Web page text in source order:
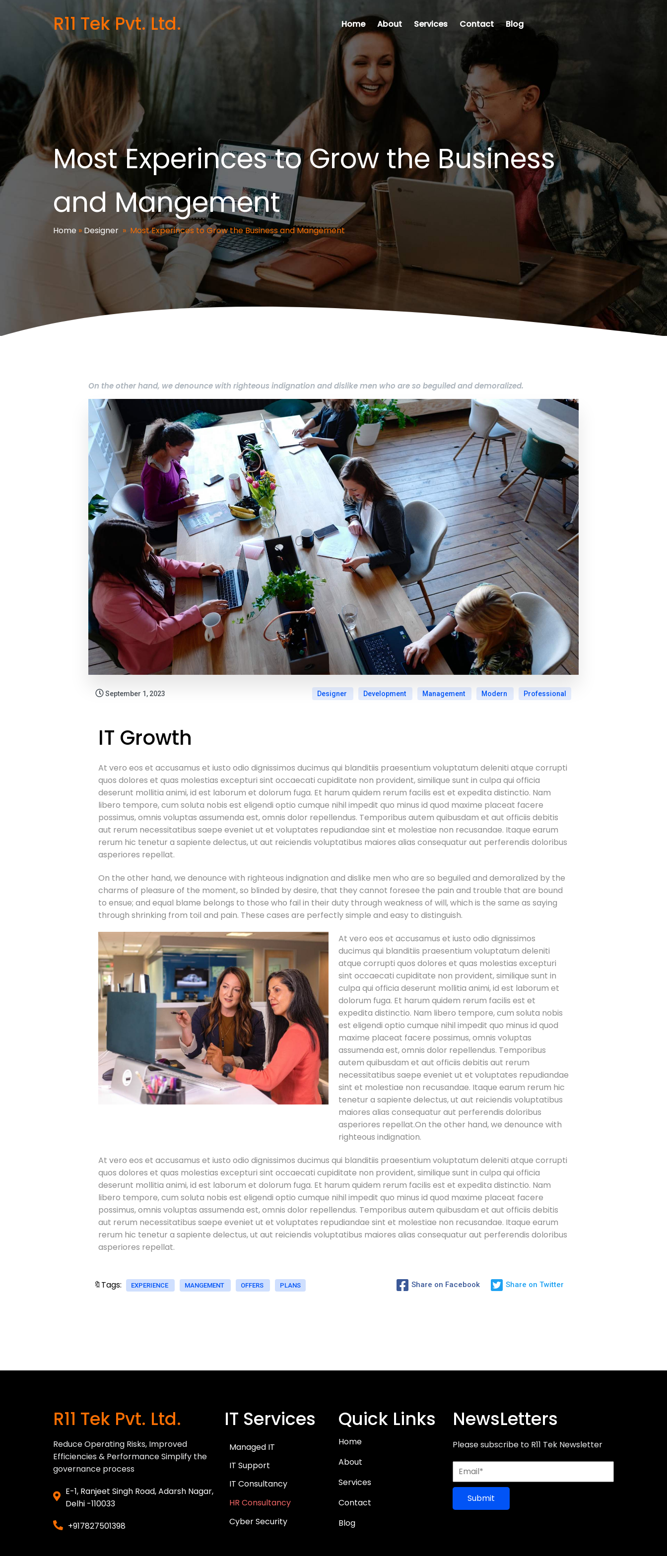
R11 Tek Pvt. Ltd. Home About Services Contact Blog
Most Experinces to Grow the Business
and Mangement
Home » Designer » Most Experinces to Grow the Business and Mangement
On the other hand, we denounce with righteous indignation and dislike men who are so beguiled and demoralized.
September 1, 2023 Designer Development Management Modern Professional
IT Growth
At vero eos et accusamus et iusto odio dignissimos ducimus qui blanditiis praesentium voluptatum deleniti atque corrupti
quos dolores et quas molestias excepturi sint occaecati cupiditate non provident, similique sunt in culpa qui officia
deserunt mollitia animi, id est laborum et dolorum fuga. Et harum quidem rerum facilis est et expedita distinctio. Nam
libero tempore, cum soluta nobis est eligendi optio cumque nihil impedit quo minus id quod maxime placeat facere
possimus, omnis voluptas assumenda est, omnis dolor repellendus. Temporibus autem quibusdam et aut officiis debitis
aut rerum necessitatibus saepe eveniet ut et voluptates repudiandae sint et molestiae non recusandae. Itaque earum
rerum hic tenetur a sapiente delectus, ut aut reiciendis voluptatibus maiores alias consequatur aut perferendis doloribus
asperiores repellat.
On the other hand, we denounce with righteous indignation and dislike men who are so beguiled and demoralized by the
charms of pleasure of the moment, so blinded by desire, that they cannot foresee the pain and trouble that are bound
to ensue; and equal blame belongs to those who fail in their duty through weakness of will, which is the same as saying
through shrinking from toil and pain. These cases are perfectly simple and easy to distinguish.
At vero eos et accusamus et iusto odio dignissimos
ducimus qui blanditiis praesentium voluptatum deleniti
atque corrupti quos dolores et quas molestias excepturi
sint occaecati cupiditate non provident, similique sunt in
culpa qui officia deserunt mollitia animi, id est laborum et
dolorum fuga. Et harum quidem rerum facilis est et
expedita distinctio. Nam libero tempore, cum soluta nobis
est eligendi optio cumque nihil impedit quo minus id quod
maxime placeat facere possimus, omnis voluptas
assumenda est, omnis dolor repellendus. Temporibus
autem quibusdam et aut officiis debitis aut rerum
necessitatibus saepe eveniet ut et voluptates repudiandae
sint et molestiae non recusandae. Itaque earum rerum hic
tenetur a sapiente delectus, ut aut reiciendis voluptatibus
maiores alias consequatur aut perferendis doloribus
asperiores repellat.On the other hand, we denounce with
righteous indignation.
At vero eos et accusamus et iusto odio dignissimos ducimus qui blanditiis praesentium voluptatum deleniti atque corrupti
quos dolores et quas molestias excepturi sint occaecati cupiditate non provident, similique sunt in culpa qui officia
deserunt mollitia animi, id est laborum et dolorum fuga. Et harum quidem rerum facilis est et expedita distinctio. Nam
libero tempore, cum soluta nobis est eligendi optio cumque nihil impedit quo minus id quod maxime placeat facere
possimus, omnis voluptas assumenda est, omnis dolor repellendus. Temporibus autem quibusdam et aut officiis debitis
aut rerum necessitatibus saepe eveniet ut et voluptates repudiandae sint et molestiae non recusandae. Itaque earum
rerum hic tenetur a sapiente delectus, ut aut reiciendis voluptatibus maiores alias consequatur aut perferendis doloribus
asperiores repellat.
🔖Tags: EXPERIENCE MANGEMENT OFFERS PLANS Share on Facebook Share on Twitter
R11 Tek Pvt. Ltd.
Reduce Operating Risks, Improved
Efficiencies & Performance Simplify the
governance process
E-1, Ranjeet Singh Road, Adarsh Nagar,
Delhi -110033
+917827501398
IT Services
Managed IT
IT Support
IT Consultancy
HR Consultancy
Cyber Security
Quick Links
Home
About
Services
Contact
Blog
NewsLetters
Please subscribe to R11 Tek Newsletter
Submit